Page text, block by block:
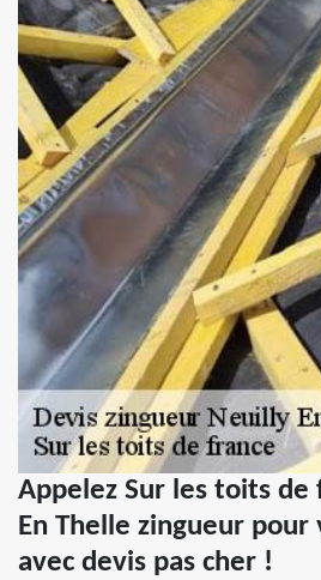
Appelez Sur les toits de
En Thelle zingueur pour
avec devis pas cher !